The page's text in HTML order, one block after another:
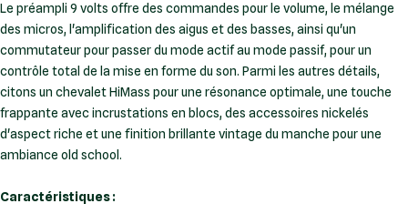
Le préampli 9 volts offre des commandes pour le volume, le mélange
des micros, l'amplification des aigus et des basses, ainsi qu'un
commutateur pour passer du mode actif au mode passif, pour un
contrôle total de la mise en forme du son. Parmi les autres détails,
citons un chevalet HiMass pour une résonance optimale, une touche
frappante avec incrustations en blocs, des accessoires nickelés
d'aspect riche et une finition brillante vintage du manche pour une
ambiance old school.
Caractéristiques :